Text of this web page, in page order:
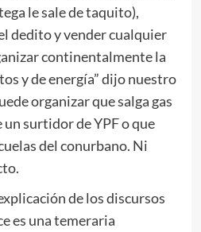
le sale de taquito),
dedito y vender cualquier
continentalmente la
y de energía” dijo nuestro
organizar que salga gas
surtidor de YPF o que
del conurbano. Ni
de los discursos
es una temeraria